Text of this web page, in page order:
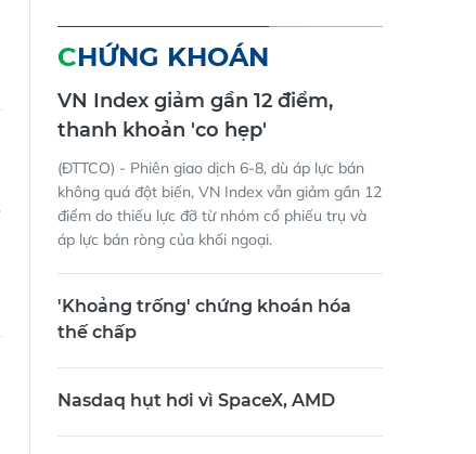
CHỨNG KHOÁN
VN Index giảm gần 12 điểm,
thanh khoản 'co hẹp'
(ĐTTCO) - Phiên giao dịch 6-8, dù áp lực bán
không quá đột biến, VN Index vẫn giảm gần 12
điểm do thiếu lực đỡ từ nhóm cổ phiếu trụ và
áp lực bán ròng của khối ngoại.
'Khoảng trống' chứng khoán hóa
thế chấp
Nasdaq hụt hơi vì SpaceX, AMD